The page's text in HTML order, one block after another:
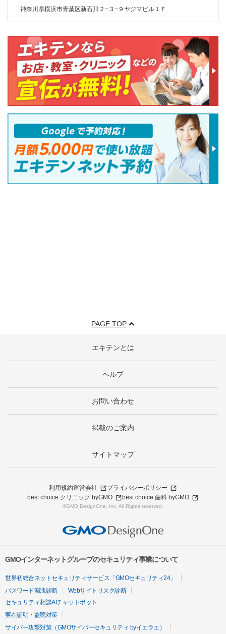
神奈川県横浜市青葉区新石川２−３−９ヤジマビル１Ｆ
PAGE TOP
エキテンとは
ヘルプ
お問い合わせ
掲載のご案内
サイトマップ
利用規約運営会社
プライバシーポリシー
best choice クリニック byGMO
best choice 歯科 byGMO
©GMO DesignOne, Inc. All Rights reserved.
GMOインターネットグループのセキュリティ事業について
世界初総合ネットセキュリティサービス「GMOセキュリティ24」
パスワード漏洩診断
Webサイトリスク診断
セキュリティ相談AIチャットボット
実在証明・盗聴対策
サイバー攻撃対策（GMOサイバーセキュリティ byイエラエ）